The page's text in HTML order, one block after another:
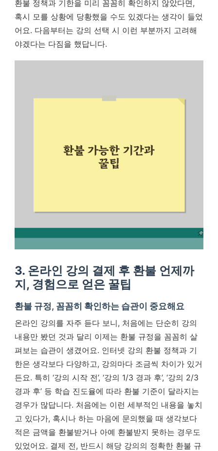
환불 정책과 기한을 미리 꼼꼼히 확인하지 않았다면,
혹시 모를 상황에 당황했을 수도 있겠다는 생각이 들었
어요. 다음부터는 강의 선택 시 이런 부분까지 고려해
야겠다는 다짐을 했답니다.
3. 온라인 강의 결제 후 환불 언제까
지, 경험으로 얻은 꿀팁
환불 규정, 꼼꼼히 확인하는 습관이 중요해요
온라인 강의를 자주 듣다 보니, 처음에는 단순히 강의
내용만 봤던 것과 달리 이제는 환불 규정을 꼼꼼히 살
펴보는 습관이 생겼어요. 인터넷 강의 환불 정책과 기
한은 생각보다 다양하고, 강의마다 조금씩 차이가 있거
든요. 특히 ‘강의 시작 전’, ‘강의 1/3 경과 후’, ‘강의 2/3
경과 후’ 등 학습 진도율에 따라 환불 기준이 달라지는
경우가 많답니다. 처음에는 이런 세부적인 내용을 놓치
고 있다가, 혹시나 하는 마음에 문의했을 때 생각보다
적은 금액을 환불받거나 아예 환불받지 못하는 경우도
있었어요. 결제 전, 반드시 해당 강의의 정확한 환불 규